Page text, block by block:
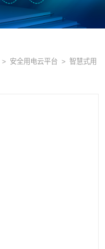
> 安全用电云平台 > 智慧式用